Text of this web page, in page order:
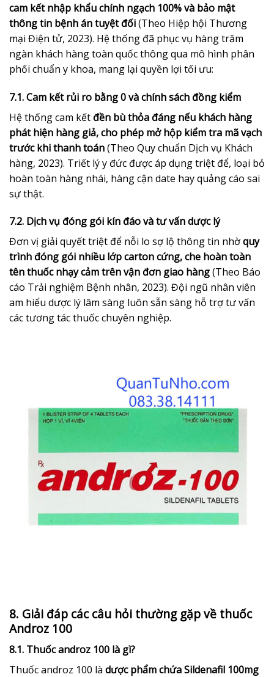
cam kết nhập khẩu chính ngạch 100% và bảo mật
thông tin bệnh án tuyệt đối(Theo Hiệp hội Thương
mại Điện tử, 2023). Hệ thống đã phục vụ hàng trăm
ngàn khách hàng toàn quốc thông qua mô hình phân
phối chuẩn y khoa, mang lại quyền lợi tối ưu:
7.1. Cam kết rủi ro bằng 0 và chính sách đồng kiểm
Hệ thống cam kếtđền bù thỏa đáng nếu khách hàng
phát hiện hàng giả, cho phép mở hộp kiểm tra mã vạch
trước khi thanh toán(Theo Quy chuẩn Dịch vụ Khách
hàng, 2023). Triết lý y đức được áp dụng triệt để, loại bỏ
hoàn toàn hàng nhái, hàng cận date hay quảng cáo sai
sự thật.
7.2. Dịch vụ đóng gói kín đáo và tư vấn dược lý
Đơn vị giải quyết triệt để nỗi lo sợ lộ thông tin nhờquy
trình đóng gói nhiều lớp carton cứng, che hoàn toàn
tên thuốc nhạy cảm trên vận đơn giao hàng(Theo Báo
cáo Trải nghiệm Bệnh nhân, 2023). Đội ngũ nhân viên
am hiểu dược lý lâm sàng luôn sẵn sàng hỗ trợ tư vấn
các tương tác thuốc chuyên nghiệp.
8. Giải đáp các câu hỏi thường gặp về thuốc
Androz 100
8.1. Thuốc androz 100 là gì?
Thuốc androz 100 là dược phẩm chứa Sildenafil 100mg